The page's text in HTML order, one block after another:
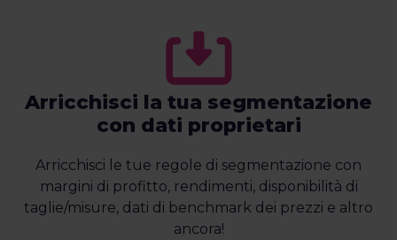
Arricchisci la tua segmentazione
con dati proprietari
Arricchisci le tue regole di segmentazione con
margini di profitto, rendimenti, disponibilità di
taglie/misure, dati di benchmark dei prezzi e altro
ancora!